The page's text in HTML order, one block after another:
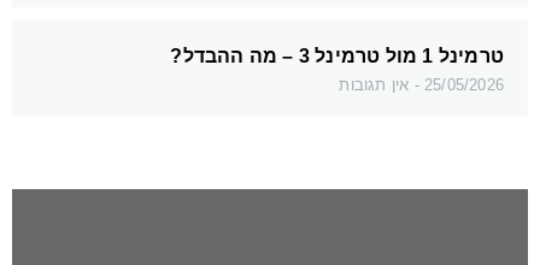
טרמינל 1 מול טרמינל 3 – מה ההבדל?
25/05/2026 אין תגובות